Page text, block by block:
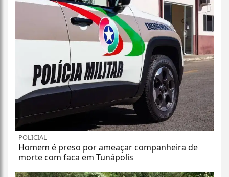
POLICIAL
Homem é preso por ameaçar companheira de
morte com faca em Tunápolis